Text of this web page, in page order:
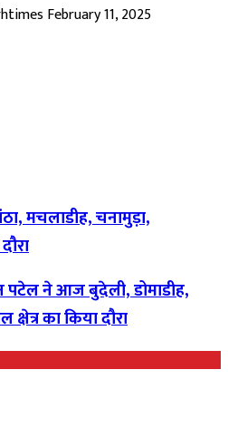
Send
February 11, 2025
मचलाडीह, चनामुड़ा,
पटेल ने आज बुदेली, डोमाडीह,
का किया दौरा